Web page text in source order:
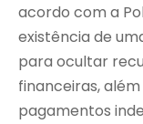
acordo com a
existência de
para ocultar
financeiras,
pagamentos